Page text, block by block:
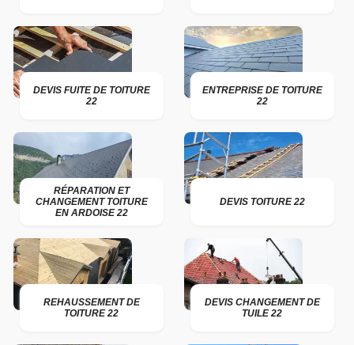
DEVIS FUITE DE TOITURE
22
ENTREPRISE DE TOITURE
22
RÉPARATION ET
CHANGEMENT TOITURE
EN ARDOISE 22
DEVIS TOITURE 22
REHAUSSEMENT DE
TOITURE 22
DEVIS CHANGEMENT DE
TUILE 22